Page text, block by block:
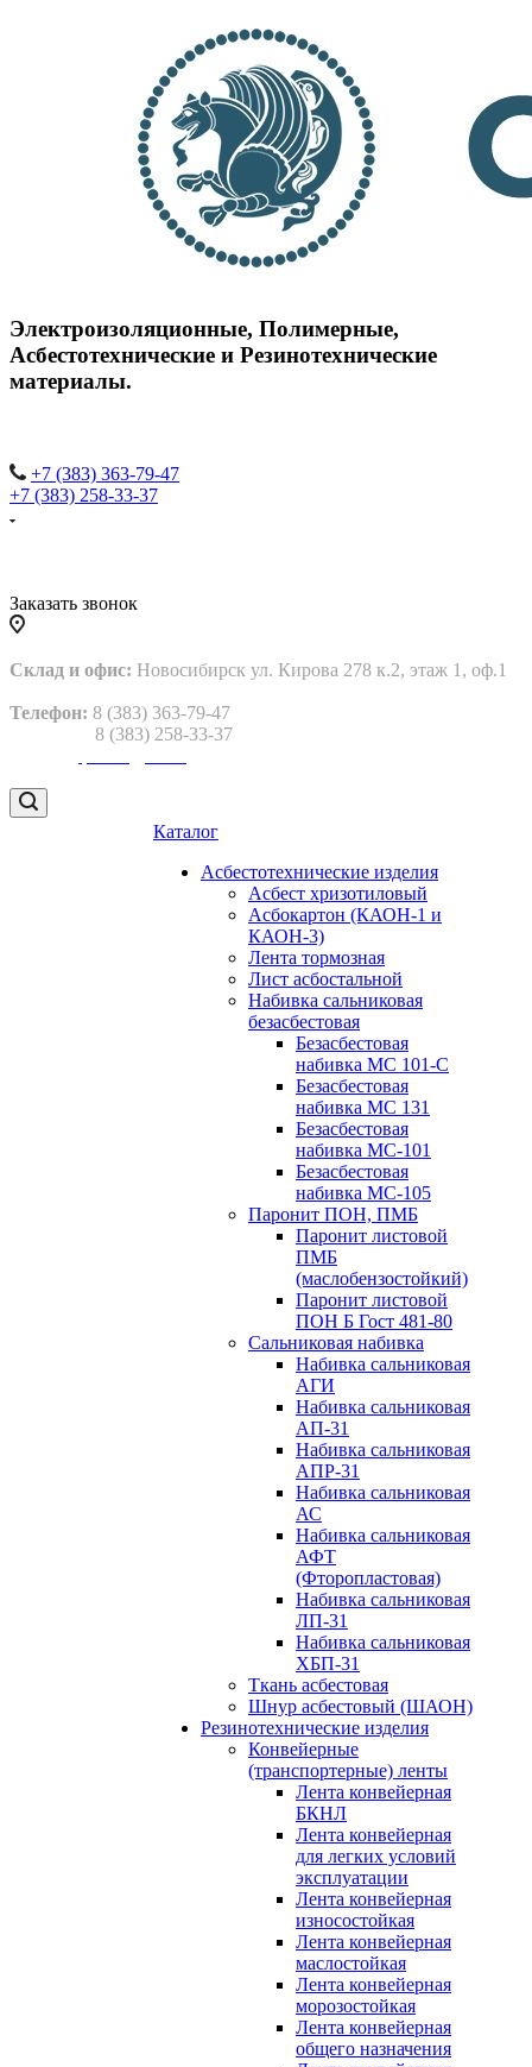
Электроизоляционные, Полимерные,
Асбестотехнические и Резинотехнические
материалы.
+7 (383) 363-79-47
+7 (383) 258-33-37
Заказать звонок
Склад и офис: Новосибирск ул. Кирова 278 к.2, этаж 1, оф.1
Телефон: 8 (383) 363-79-47
8 (383) 258-33-37
Каталог
Асбестотехнические изделия
Асбест хризотиловый
Асбокартон (КАОН-1 и
КАОН-3)
Лента тормозная
Лист асбостальной
Набивка сальниковая
безасбестовая
Безасбестовая
набивка МС 101-С
Безасбестовая
набивка МС 131
Безасбестовая
набивка МС-101
Безасбестовая
набивка МС-105
Паронит ПОН, ПМБ
Паронит листовой
ПМБ
(маслобензостойкий)
Паронит листовой
ПОН Б Гост 481-80
Сальниковая набивка
Набивка сальниковая
АГИ
Набивка сальниковая
АП-31
Набивка сальниковая
АПР-31
Набивка сальниковая
АС
Набивка сальниковая
АФТ
(Фторопластовая)
Набивка сальниковая
ЛП-31
Набивка сальниковая
ХБП-31
Ткань асбестовая
Шнур асбестовый (ШАОН)
Резинотехнические изделия
Конвейерные
(транспортерные) ленты
Лента конвейерная
БКНЛ
Лента конвейерная
для легких условий
эксплуатации
Лента конвейерная
износостойкая
Лента конвейерная
маслостойкая
Лента конвейерная
морозостойкая
Лента конвейерная
общего назначения